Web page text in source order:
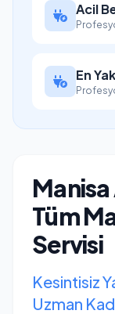
Acil
En
Tüm
Servisi
Kesintisiz
Uzman